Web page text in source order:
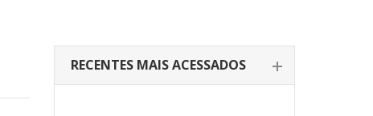
RECENTES MAIS ACESSADOS